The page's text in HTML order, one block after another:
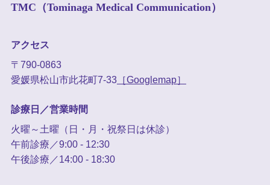
TMC（Tominaga Medical Communication）
アクセス
〒790-0863
愛媛県松山市此花町7-33［Googlemap］
診療日／営業時間
火曜～土曜（日・月・祝祭日は休診）
午前診療／9:00 - 12:30
午後診療／14:00 - 18:30